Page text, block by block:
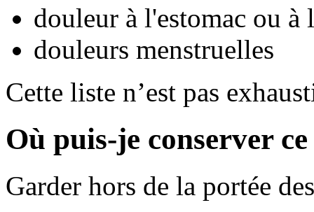
douleur à l'estomac ou à
douleurs menstruelles
Cette liste n’est pas
Où puis-je conserver
Garder hors de la portée